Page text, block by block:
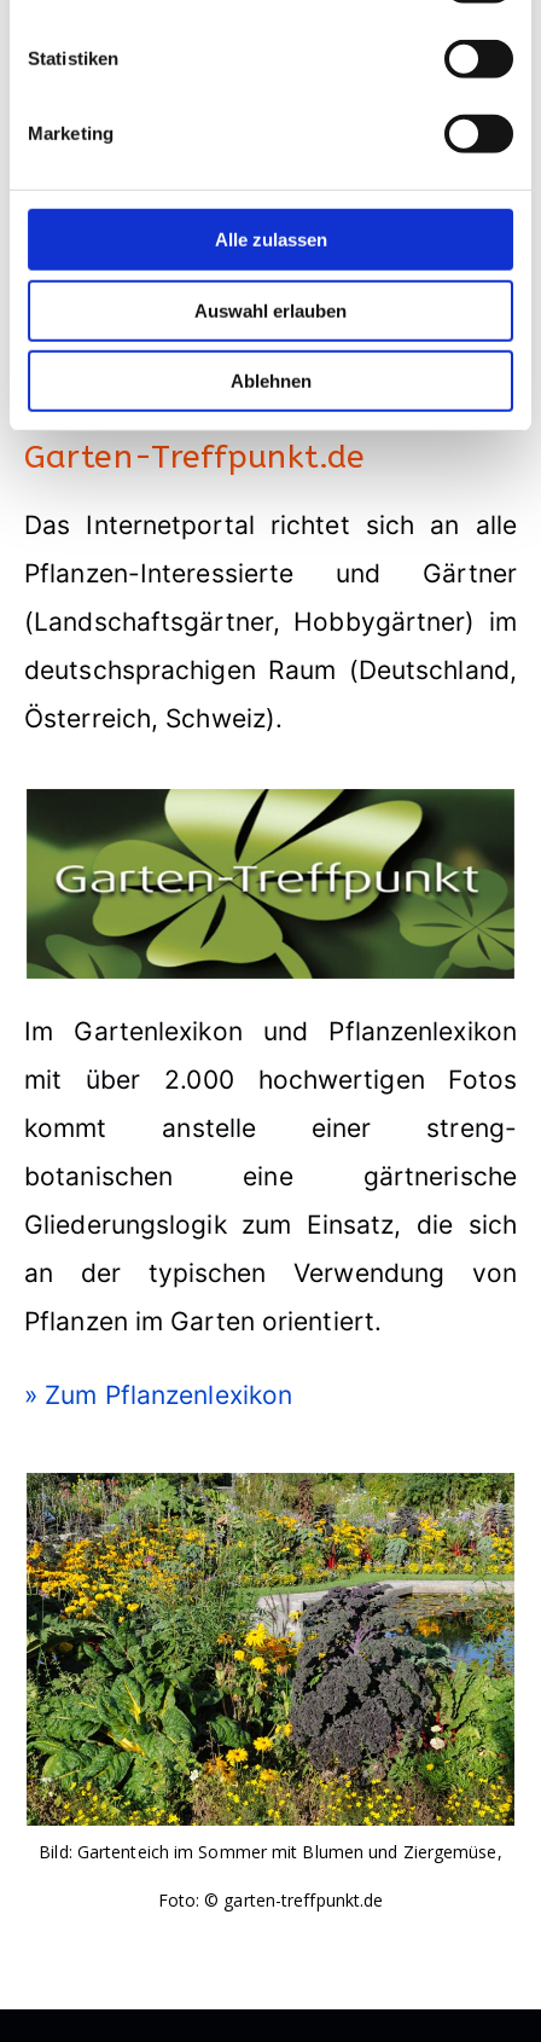
Statistiken
Marketing
Alle zulassen
Auswahl erlauben
Ablehnen
Kindern im Münchner Voralpen-Gebiet
Garten-Treffpunkt.de
Das Internetportal richtet sich an alle
Pflanzen-Interessierte und Gärtner
(Landschaftsgärtner, Hobbygärtner) im
deutschsprachigen Raum (Deutschland,
Österreich, Schweiz).
Im Gartenlexikon und Pflanzenlexikon
mit über 2.000 hochwertigen Fotos
kommt anstelle einer streng-
botanischen eine gärtnerische
Gliederungslogik zum Einsatz, die sich
an der typischen Verwendung von
Pflanzen im Garten orientiert.
» Zum Pflanzenlexikon
Bild: Gartenteich im Sommer mit Blumen und Ziergemüse,
Foto: © garten-treffpunkt.de